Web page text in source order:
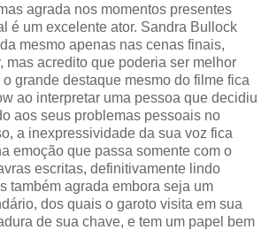
agrada nos momentos presentes
é um excelente ator. Sandra Bullock
mesmo apenas nas cenas finais,
mas acredito que poderia ser melhor
grande destaque mesmo do filme fica
ao interpretar uma pessoa que decidiu
aos seus problemas pessoais no
a inexpressividade da sua voz fica
emoção que passa somente com o
escritas, definitivamente lindo
também agrada embora seja um
dos quais o garoto visita em sua
de sua chave, e tem um papel bem